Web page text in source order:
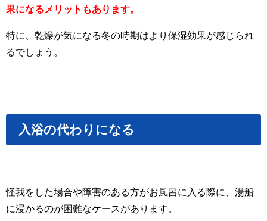
果になるメリットもあります。
特に、乾燥が気になる冬の時期はより保湿効果が感じられ
るでしょう。
入浴の代わりになる
怪我をした場合や障害のある方がお風呂に入る際に、湯船
に浸かるのが困難なケースがあります。